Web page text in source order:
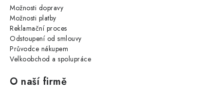
Možnosti dopravy
Možnosti platby
Reklamační proces
Odstoupení od smlouvy
Průvodce nákupem
Velkoobchod a spolupráce
O naší firmě